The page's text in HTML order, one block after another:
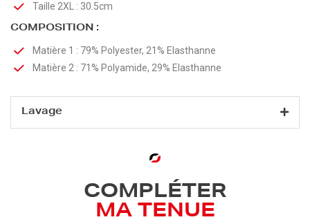
Taille 2XL : 30.5cm
COMPOSITION :
Matière 1 : 79% Polyester, 21% Elasthanne
Matière 2 : 71% Polyamide, 29% Elasthanne
Lavage
COMPLÉTER
MA TENUE